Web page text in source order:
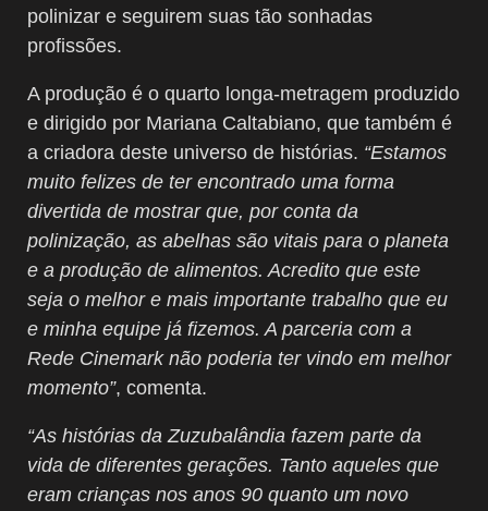
polinizar e seguirem suas tão sonhadas
profissões.
A produção é o quarto longa-metragem produzido
e dirigido por Mariana Caltabiano, que também é
a criadora deste universo de histórias. “Estamos
muito felizes de ter encontrado uma forma
divertida de mostrar que, por conta da
polinização, as abelhas são vitais para o planeta
e a produção de alimentos. Acredito que este
seja o melhor e mais importante trabalho que eu
e minha equipe já fizemos. A parceria com a
Rede Cinemark não poderia ter vindo em melhor
momento”, comenta.
“As histórias da Zuzubalândia fazem parte da
vida de diferentes gerações. Tanto aqueles que
eram crianças nos anos 90 quanto um novo